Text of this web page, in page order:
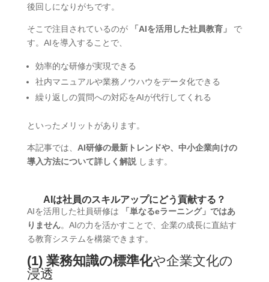
後回しになりがちです。
そこで注目されているのが 「AIを活用した社員教育」
で
す。AIを導入することで、
効率的な研修が実現できる
社内マニュアルや業務ノウハウをデータ化できる
繰り返しの質問への対応をAIが代行してくれる
といったメリットがあります。
本記事では、 AI研修の最新トレンドや、中小企業向けの
導入方法について詳しく解説します。
AIは社員のスキルアップにどう貢献する？
AIを活用した社員研修は
「単なるeラーニング」ではあ
りません。AIの力を活かすことで、企業の成長に直結す
る教育システムを構築できます。
(1) 業務知識の標準化や企業文化の
浸透